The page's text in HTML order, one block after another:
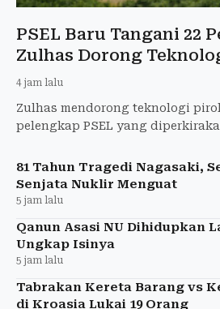
PSEL Baru Tangani 22
Zulhas Dorong
4 jam lalu
Zulhas mendorong teknologi
pelengkap PSEL yang
81 Tahun Tragedi Nagasaki,
Senjata Nuklir Menguat
5 jam lalu
Qanun Asasi NU Dihidupkan
Ungkap Isinya
5 jam lalu
Tabrakan Kereta Barang vs
di Kroasia Lukai 19 Orang